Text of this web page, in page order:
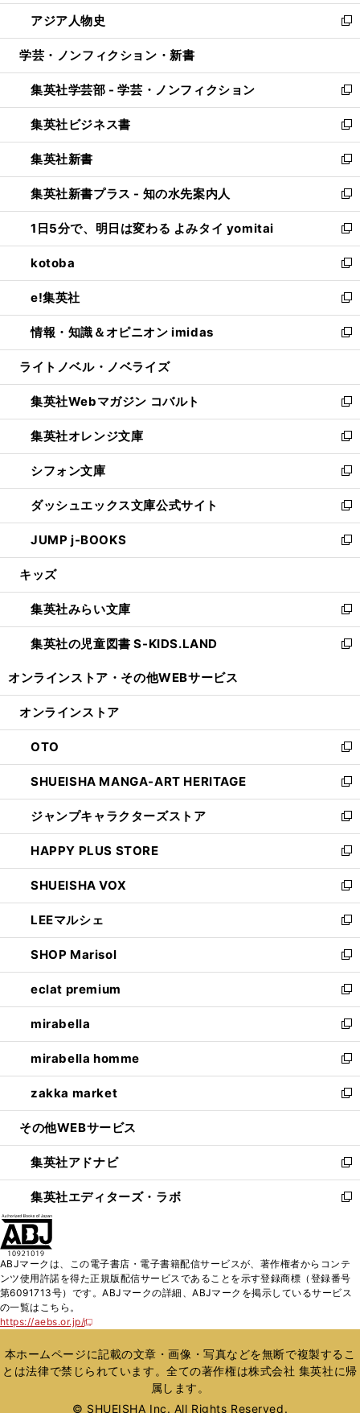
開
く
ウ
で
開
ン
ド
ウ
開
く
ウ
ィ
ン
ウ
で
開
く
し
い
ウ
ン
ド
ウ
で
開
く
アジア人物史
新
し
ウ
ィ
ン
ド
ウ
で
開
く
学芸・ノンフィクション・新書
集英社学芸部 - 学芸・ノンフィクション
新
し
い
ウ
ィ
ン
ド
ウ
で
開
く
集英社ビジネス書
新
し
い
ウ
ィ
ン
ド
ウ
で
開
く
集英社新書
新
し
い
ウ
ィ
ン
ド
ウ
で
開
く
集英社新書プラス - 知の水先案内人
新
し
い
ウ
ィ
ン
ド
ウ
で
開
1日5分で、明日は変わる よみタイ yomitai
新
し
い
ウ
ィ
ン
ド
ウ
開
く
kotoba
新
し
い
ウ
ィ
ン
ウ
で
開
く
e!集英社
新
し
い
ウ
ン
ド
ウ
で
開
く
情報・知識＆オピニオン imidas
新
し
ウ
ィ
ン
ド
ウ
で
開
く
ライトノベル・ノベライズ
集英社Webマガジン コバルト
新
し
い
ウ
ィ
ン
ド
ウ
で
開
集英社オレンジ文庫
新
し
い
ウ
ィ
ン
ド
ウ
開
く
シフォン文庫
新
し
い
ウ
ィ
ン
ウ
で
開
く
ダッシュエックス文庫公式サイト
新
し
い
ウ
ン
ド
ウ
で
JUMP j-BOOKS
新
し
ウ
ィ
ン
ド
開
キッズ
集英社みらい文庫
新
し
い
ン
ウ
で
開
く
集英社の児童図書 S-KIDS.LAND
新
ウ
ン
ド
ウ
で
開
く
オンラインストア・ その他WEBサービス
オンラインストア
OTO
新
し
い
ウ
ィ
ン
ド
ウ
で
開
く
SHUEISHA MANGA-ART HERITAGE
新
し
い
ウ
ィ
ン
ド
ウ
で
開
く
ジャンプキャラクターズストア
新
し
い
ウ
ィ
ン
ド
ウ
で
開
く
HAPPY PLUS STORE
新
し
い
ウ
ィ
ン
ド
ウ
で
開
く
SHUEISHA VOX
新
し
い
ウ
ィ
ン
ド
ウ
で
開
く
LEEマルシェ
新
し
い
ウ
ィ
ン
ド
ウ
で
開
く
SHOP Marisol
新
し
い
ウ
ィ
ン
ド
ウ
で
開
eclat premium
新
し
い
ウ
ィ
ン
ド
ウ
開
く
mirabella
新
し
い
ウ
ィ
ン
ウ
で
開
く
mirabella homme
新
し
い
ウ
ン
ド
ウ
で
zakka market
新
し
ウ
ィ
ン
ド
く
その他WEBサービス
集英社アドナビ
新
し
い
ド
ウ
で
集英社エディターズ・ラボ
新
ィ
ン
ド
開
く
ABJマークは、この電子書店・電子書籍配信サービスが、著作権者からコンテ
ンツ使用許諾を得た正規版配信サービスであることを示す登録商標（登録番号
第6091713号）です。ABJマークの詳細、ABJマークを掲示しているサービス
の一覧はこちら。
https://aebs.or.jp/
新
い
ウ
ィ
本ホームページに記載の文章・画像・写真などを無断で複製するこ
とは法律で禁じられています。全ての著作権は株式会社 集英社に帰
属します。
© SHUEISHA Inc. All Rights Reserved.